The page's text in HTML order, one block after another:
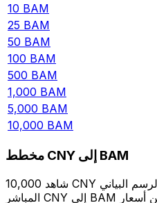
10 BAM
25 BAM
50 BAM
100 BAM
500 BAM
1,000 BAM
5,000 BAM
10,000 BAM
مخطط CNY إلى BAM
شاهد 10,000 CNY الخاص بك أثناء الحركة. يتتبع الرسم البياني
المباشر CNY إلى BAM الخاص بنا على مدار 12 شهرًا من أسعار